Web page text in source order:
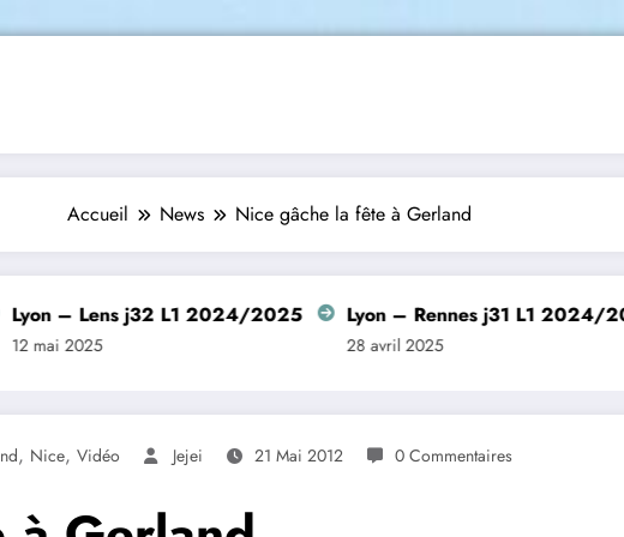
Accueil News Nice gâche la fête à Gerland
Lens j32 L1 2024/2025 Lyon – Rennes j31 L1 2024/2025
28 avril 2025
, Nice, Vidéo Jejei 21 Mai 2012 0 Commentaires